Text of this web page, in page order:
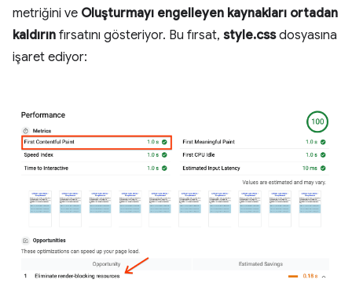
metriğini ve Oluşturmayı engelleyen kaynakları ortadan
kaldırın fırsatını gösteriyor. Bu fırsat, style.cssdosyasına
işaret ediyor: